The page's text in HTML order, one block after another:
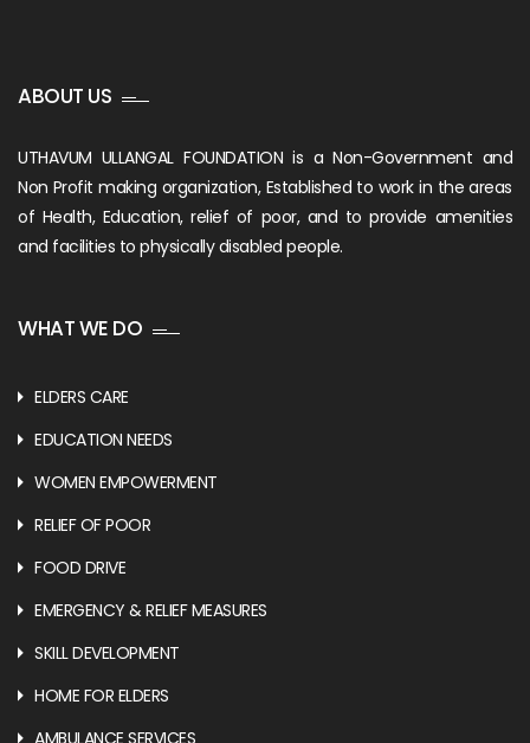
ABOUT US
UTHAVUM ULLANGAL FOUNDATION is a Non-Government and
Non Profit making organization, Established to work in the areas
of Health, Education, relief of poor, and to provide amenities
and facilities to physically disabled people.
WHAT WE DO
ELDERS CARE
EDUCATION NEEDS
WOMEN EMPOWERMENT
RELIEF OF POOR
FOOD DRIVE
EMERGENCY & RELIEF MEASURES
SKILL DEVELOPMENT
HOME FOR ELDERS
AMBULANCE SERVICES